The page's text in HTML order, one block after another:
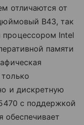
отличаются от
B43, так
Intel
памяти
и дискретную
с поддержкой
обеспечивает